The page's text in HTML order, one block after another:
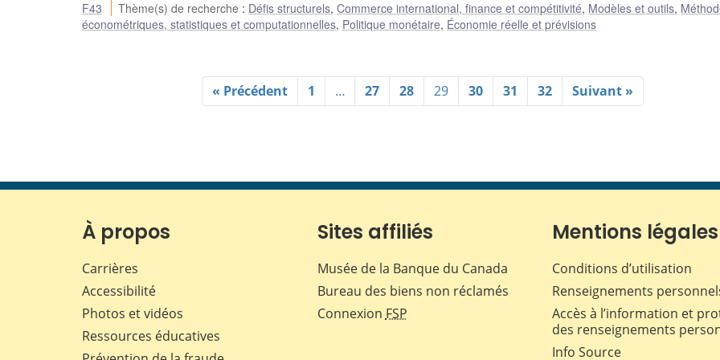
F43
Thème(s) de recherche : Défis structurels,Commerce international, finance et compétitivité, Modèles et outils,
économétriques, statistiques et computationnelles, Politique monétaire, Économie réelle et prévisions
« Précédent 1 … 27 28 29 30 31 32 Suivant »
À propos
Carrières
Accessibilité
Photos et vidéos
Ressources éducatives
Sites affiliés
Musée de la Banque du Canada
Bureau des biens non réclamés
Connexion FSP
Mentions légales
Conditions d’utilisation
Renseignements
Accès à l’information et
des renseignements
Info Source